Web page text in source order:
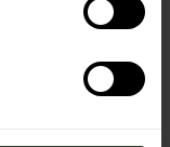
Auf der Karte anschauen